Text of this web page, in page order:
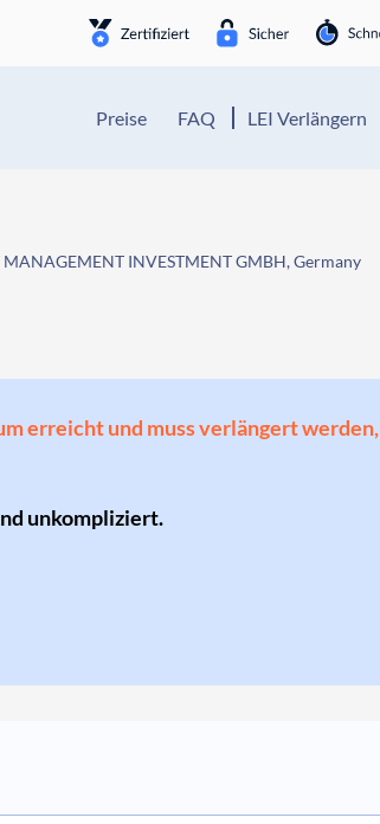
Preise FAQ LEI Verlängern
INVESTMENT GMBH, Germany
erreicht und muss verlängert
unkompliziert.